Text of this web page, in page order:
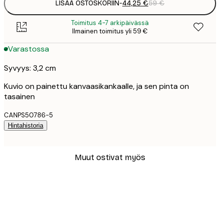
LISÄÄ OSTOSKORIIN-44,25 €59 €
Toimitus 4-7 arkipäivässä
Ilmainen toimitus yli 59 €
Varastossa
Syvyys: 3,2 cm
Kuvio on painettu kanvaasikankaalle, ja sen pinta on
tasainen
CANPS50786-5
Hintahistoria
Muut ostivat myös